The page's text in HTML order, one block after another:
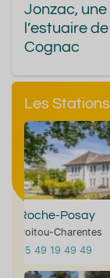
Jonzac,
l’estuaire
Cognac
Les
Roche-Posay
Poitou-Charentes
05 49 19 49 49